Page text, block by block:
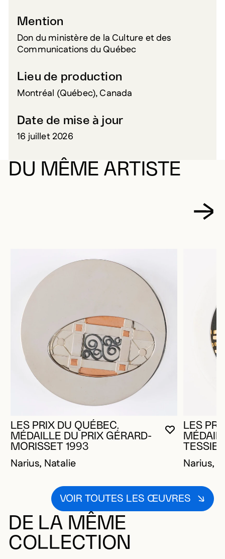
Mention
Don du ministère de la Culture et des
Communications du Québec
Lieu de production
Montréal (Québec), Canada
Date de mise à jour
16 juillet 2026
DU MÊME ARTISTE
VOUS
FERMER
OUVRIR LA
LES PRIX DU QUÉBEC.
MÉDAILLE DU PRIX GÉRARD-
MORISSET 1993
Narius, Natalie
LES
Narius,
VOIR TOUTES LES ŒUVRES
DE LA MÊME
COLLECTION